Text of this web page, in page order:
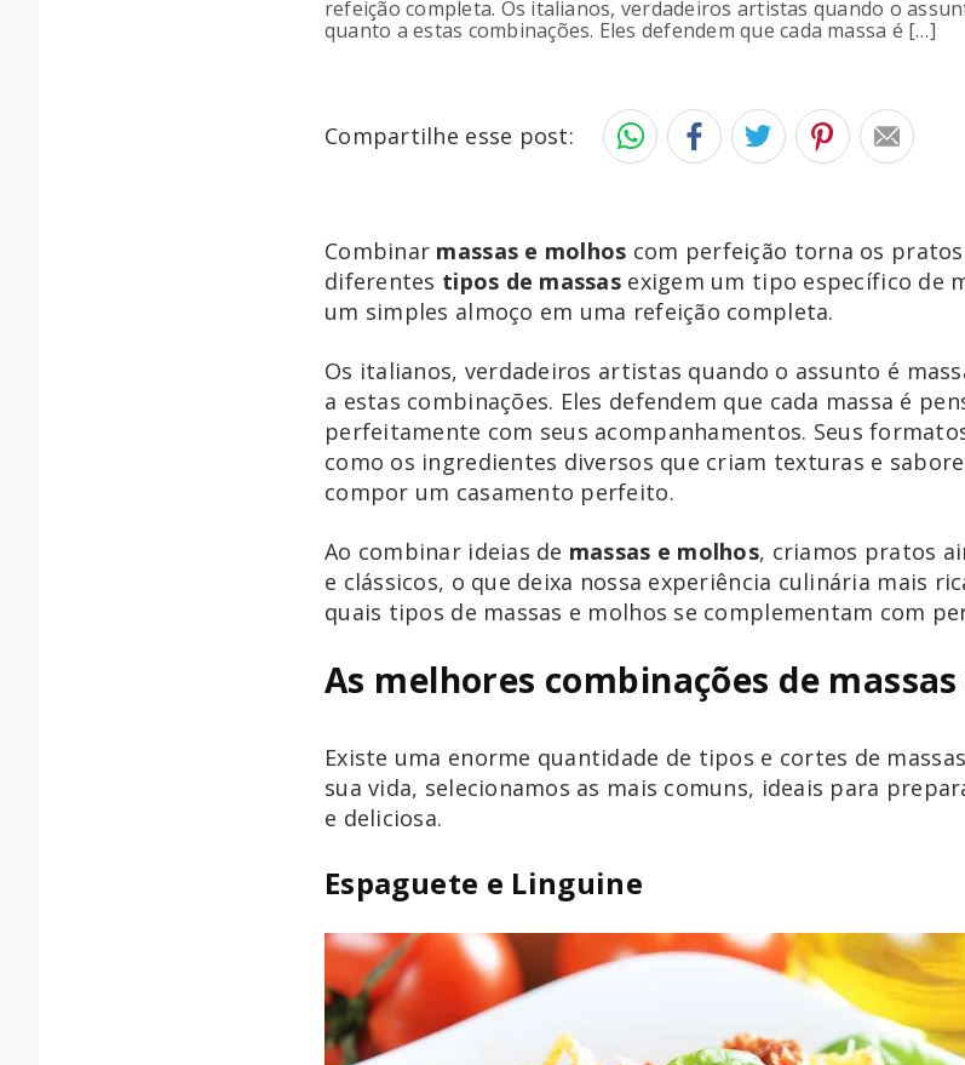
refeição completa. Os italianos, verdadeiros artistas quando o
quanto a estas combinações. Eles defendem que cada massa é […]
Compartilhe esse post:
Combinar massas e molhos com perfeição torna os
diferentes tipos de massas exigem um tipo específico de
um simples almoço em uma refeição completa.
Os italianos, verdadeiros artistas quando o assunto é
a estas combinações. Eles defendem que cada massa é
perfeitamente com seus acompanhamentos. Seus
como os ingredientes diversos que criam texturas e
compor um casamento perfeito.
Ao combinar ideias de massas e molhos, criamos pratos
e clássicos, o que deixa nossa experiência culinária mais
quais tipos de massas e molhos se complementam com
As melhores combinações de
Existe uma enorme quantidade de tipos e cortes de
sua vida, selecionamos as mais comuns, ideais para
e deliciosa.
Espaguete e Linguine